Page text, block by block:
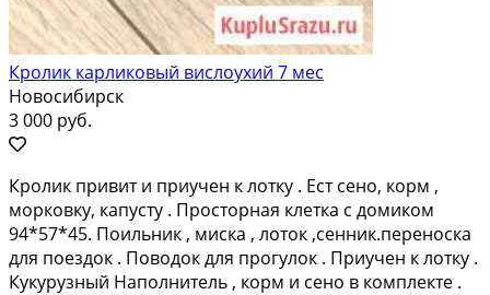
Кролик карликовый вислоухий 7 мес
Новосибирск
3 000 руб.
Кролик привит и приучен к лотку . Ест сено, корм ,
морковку, капусту . Просторная клетка с домиком
94*57*45. Поильник , миска , лоток ,сенник.переноска
для поездок . Поводок для прогулок . Приучен к лотку .
Кукурузный Наполнитель , корм и сено в комплекте .